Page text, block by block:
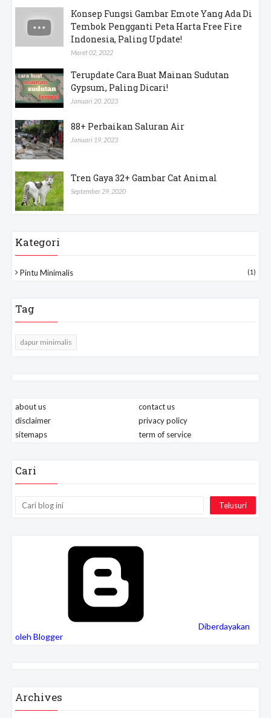
Konsep Fungsi Gambar Emote Yang Ada Di
Tembok Pengganti Peta Harta Free Fire
Indonesia, Paling Update!
Maret 02, 2022
Terupdate Cara Buat Mainan Sudutan
Gypsum, Paling Dicari!
Januari 20, 2023
88+ Perbaikan Saluran Air
Januari 19, 2023
Tren Gaya 32+ Gambar Cat Animal
September 29, 2020
Kategori
Pintu Minimalis (1)
Tag
dapur minimalis
about us
contact us
disclaimer
privacy policy
sitemaps
term of service
Cari
Diberdayakan
oleh Blogger
Archives